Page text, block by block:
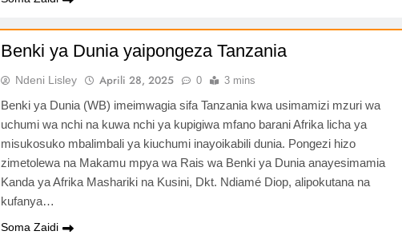
Benki ya Dunia yaipongeza Tanzania
Ndeni Lisley Aprili 28, 2025 0 3 mins
Benki ya Dunia (WB) imeimwagia sifa Tanzania kwa usimamizi mzuri wa
uchumi wa nchi na kuwa nchi ya kupigiwa mfano barani Afrika licha ya
misukosuko mbalimbali ya kiuchumi inayoikabili dunia. Pongezi hizo
zimetolewa na Makamu mpya wa Rais wa Benki ya Dunia anayesimamia
Kanda ya Afrika Mashariki na Kusini, Dkt. Ndiamé Diop, alipokutana na
kufanya…
Soma Zaidi